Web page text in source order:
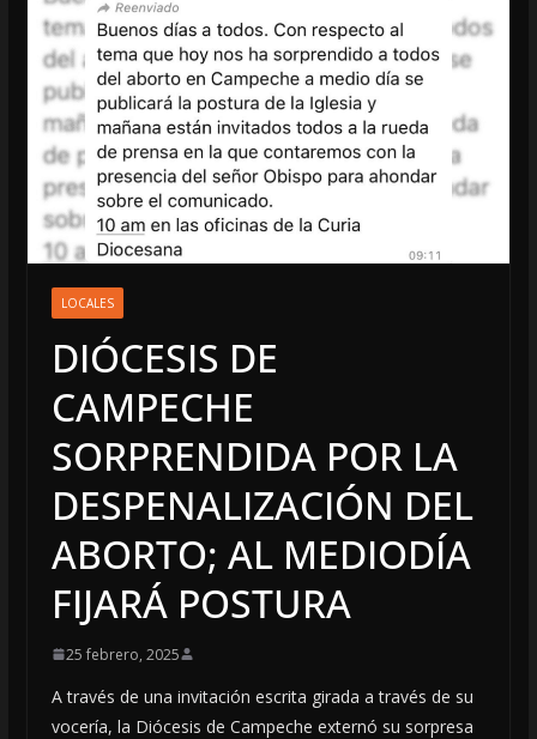
LOCALES
DIÓCESIS DE
CAMPECHE
SORPRENDIDA POR LA
DESPENALIZACIÓN DEL
ABORTO; AL MEDIODÍA
FIJARÁ POSTURA
25 febrero, 2025
A través de una invitación escrita girada a través de su
vocería, la Diócesis de Campeche externó su sorpresa